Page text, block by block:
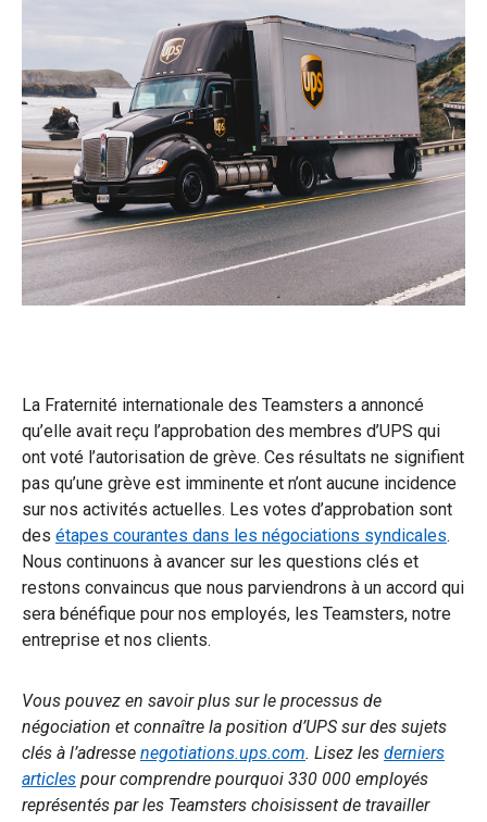
La Fraternité internationale des Teamsters a annoncé
qu’elle avait reçu l’approbation des membres d’UPS qui
ont voté l’autorisation de grève. Ces résultats ne signifient
pas qu’une grève est imminente et n’ont aucune incidence
sur nos activités actuelles. Les votes d’approbation sont
des étapes courantes dans les négociations syndicales.
Nous continuons à avancer sur les questions clés et
restons convaincus que nous parviendrons à un accord qui
sera bénéfique pour nos employés, les Teamsters, notre
entreprise et nos clients.
Vous pouvez en savoir plus sur le processus de
négociation et connaître la position d’UPS sur des sujets
clés à l’adresse negotiations.ups.com. Lisez les derniers
articles pour comprendre pourquoi 330 000 employés
représentés par les Teamsters choisissent de travailler